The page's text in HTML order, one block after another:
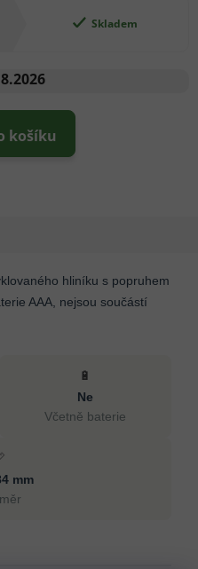
Skladem
košíku
hliníku s popruhem
AAA, nejsou součástí
🔋
Ne
Včetně baterie
mm